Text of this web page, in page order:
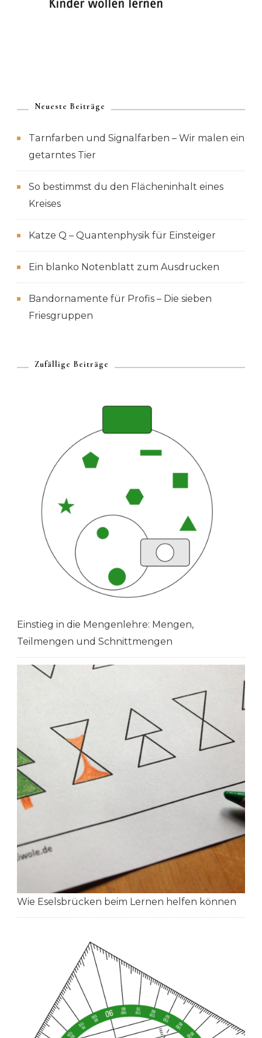
Neueste Beiträge
Tarnfarben und Signalfarben – Wir malen ein
getarntes Tier
So bestimmst du den Flächeninhalt eines
Kreises
Katze Q – Quantenphysik für Einsteiger
Ein blanko Notenblatt zum Ausdrucken
Bandornamente für Profis – Die sieben
Friesgruppen
Zufällige Beiträge
Einstieg in die Mengenlehre: Mengen,
Teilmengen und Schnittmengen
Wie Eselsbrücken beim Lernen helfen können